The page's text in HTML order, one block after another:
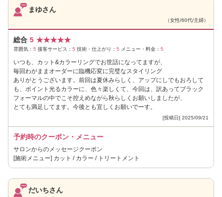
まゆさん
（女性/60代/主婦）
総合 5 ★★★★★
雰囲気： 5 接客サービス： 5 技術・仕上がり： 5 メニュー・料金： 5
いつも、カット&カラーリングでお世話になってますが、
毎回わがままオーダーに臨機応変に完璧なスタイリング
ありがとうございます。前回は夏休みらしく、アップにしでもおろして
も、ポイント光るカラーに、色々楽しくて、今回は、訳あってブラック
フォーマルの中でこそ控えめながら秋らしくお願いしましたが、
とても満足してます。今後とも宜しくお願いでーす。
[投稿日] 2025/09/21
予約時のクーポン・メニュー
サロンからのメッセージクーポン
[施術メニュー] カット / カラー / トリートメント
だいちさん